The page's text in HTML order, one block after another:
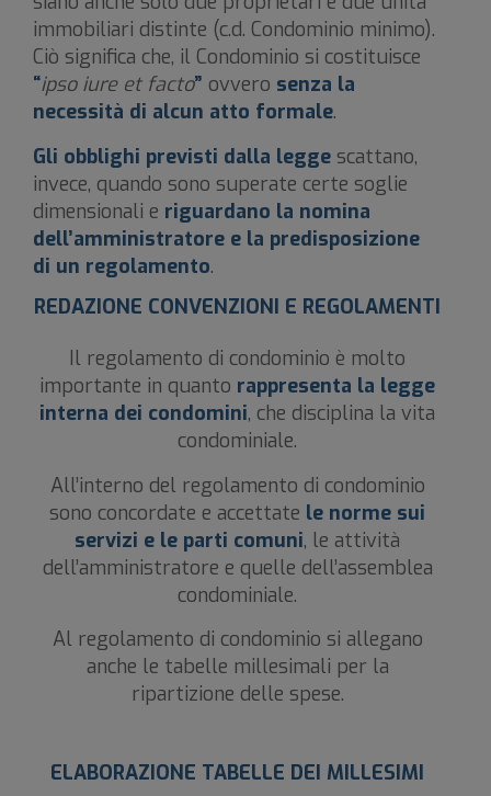
immobiliari distinte (c.d. Condominio minimo).
Ciò significa che, il Condominio si costituisce
“ipso iure et facto” ovvero senza la
necessità di alcun atto formale.
Gli obblighi previsti dalla legge scattano,
invece, quando sono superate certe soglie
dimensionali e riguardano la nomina
dell’amministratore e la predisposizione
di un regolamento.
REDAZIONE CONVENZIONI E REGOLAMENTI
Il regolamento di condominio è molto
importante in quanto rappresenta la legge
interna dei condomini, che disciplina la vita
condominiale.
All’interno del regolamento di condominio
sono concordate e accettate le norme sui
servizi e le parti comuni, le attività
dell’amministratore e quelle dell’assemblea
condominiale.
Al regolamento di condominio si allegano
anche le tabelle millesimali per la
ripartizione delle spese.
ELABORAZIONE TABELLE DEI MILLESIMI